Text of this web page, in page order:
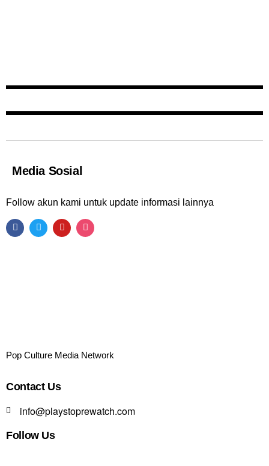
Media Sosial
Follow akun kami untuk update informasi lainnya
Pop Culture Media Network
Contact Us
info@playstoprewatch.com
Follow Us